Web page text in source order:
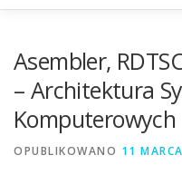
MATURA Z
Asembler,
– Architektura
Komputerowych
OPUBLIKOWANO 11